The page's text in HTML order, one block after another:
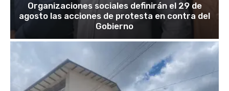
Organizaciones sociales definirán el 29 de
agosto las acciones de protesta en contra del
Gobierno